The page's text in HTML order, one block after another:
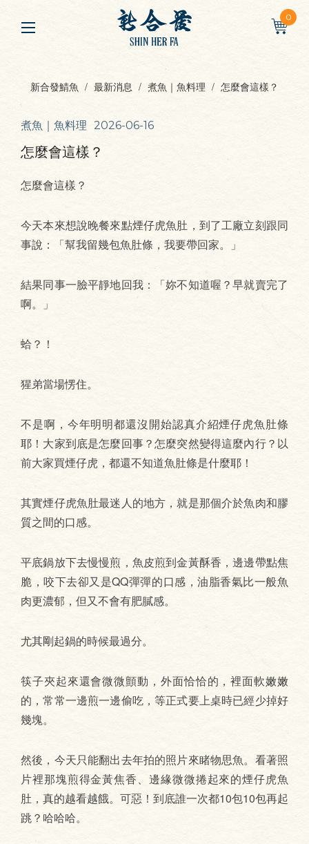
0
新合發鯖魚 最新消息 煮魚｜魚料理 怎麼會這樣？
煮魚｜魚料理 2026-06-16
怎麼會這樣？
怎麼會這樣？
今天本來想說晚餐來點煙仔虎魚肚，到了工廠立刻跟同
事說：「幫我留幾包魚肚條，我要帶回家。」
結果同事一臉平靜地回我：「妳不知道喔？早就賣完了
啊。」
蛤？！
猩弟當場愣住。
不是啊，今年明明都還沒開始認真介紹煙仔虎魚肚條
耶！大家到底是怎麼回事？怎麼突然變得這麼內行？以
前大家買煙仔虎，都還不知道魚肚條是什麼耶！
其實煙仔虎魚肚最迷人的地方，就是那個介於魚肉和膠
質之間的口感。
平底鍋放下去慢慢煎，魚皮煎到金黃酥香，邊邊帶點焦
脆，咬下去卻又是QQ彈彈的口感，油脂香氣比一般魚
肉更濃郁，但又不會有肥膩感。
尤其剛起鍋的時候最過分。
筷子夾起來還會微微顫動，外面恰恰的，裡面軟嫩嫩
的，常常一邊煎一邊偷吃，等正式要上桌時已經少掉好
幾塊。
然後，今天只能翻出去年拍的照片來睹物思魚。看著照
片裡那塊煎得金黃焦香、邊緣微微捲起來的煙仔虎魚
肚，真的越看越餓。可惡！到底誰一次都10包10包再起
跳？哈哈哈。